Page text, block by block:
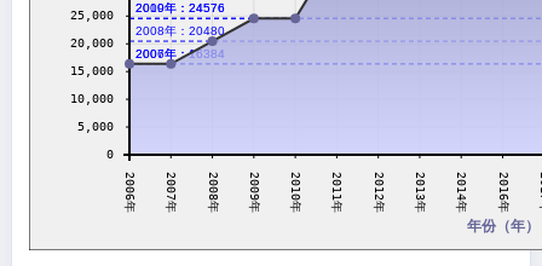
2006年：16384
2007年：16384
2008年：20480
2009年：24576
2010年：24576
0
5,000
10,000
15,000
20,000
25,000
2006年 2007年 2008年 2009年 2010年 2011年 2012年 2013年 2014年 2016年
年份（年）